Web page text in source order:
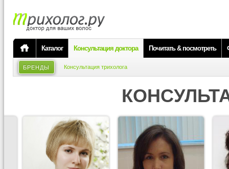
Каталог Консультация доктора Почитать & посмотреть
БРЕНДЫ Консультация трихолога